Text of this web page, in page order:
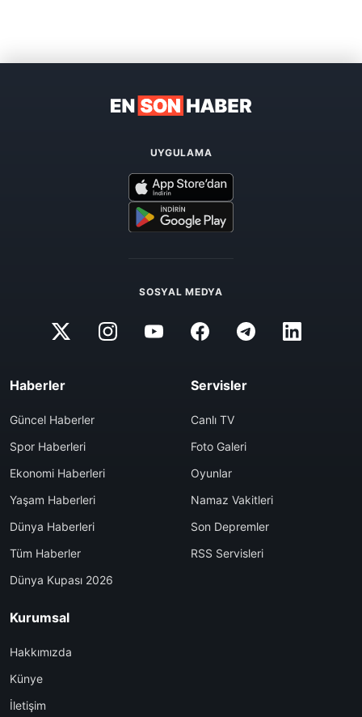
UYGULAMA
SOSYAL MEDYA
Haberler
Güncel Haberler
Spor Haberleri
Ekonomi Haberleri
Yaşam Haberleri
Dünya Haberleri
Tüm Haberler
Dünya Kupası 2026
Servisler
Canlı TV
Foto Galeri
Oyunlar
Namaz Vakitleri
Son Depremler
RSS Servisleri
Kurumsal
Hakkımızda
Künye
İletişim